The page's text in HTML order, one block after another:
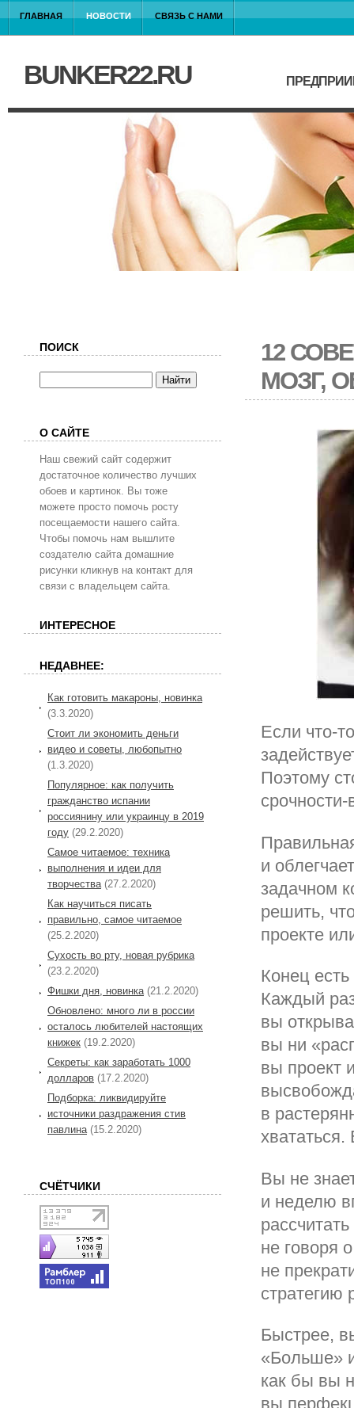
ГЛАВНАЯ НОВОСТИ СВЯЗЬ С НАМИ
BUNKER22.RU
12
МОЗГ,
Если что-
Поэтому
и
задачном
решить,
проекте
Конец
Каждый
вы
вы ни
вы проект
в
хвататься.
Вы не
и неделю
не говоря
не
стратегию
Быстрее,
«Больше»
как бы вы
вы
ПОИСК
О САЙТЕ
Наш свежий сайт содержит
достаточное количество лучших
обоев и картинок. Вы тоже
можете просто помочь росту
посещаемости нашего сайта.
Чтобы помочь нам вышлите
создателю сайта домашние
рисунки кликнув на контакт для
связи с владельцем сайта.
ИНТЕРЕСНОЕ
НЕДАВНЕЕ:
Как готовить макароны, новинка
(3.3.2020)
Стоит ли экономить деньги
видео и советы, любопытно
(1.3.2020)
Популярное: как получить
гражданство испании
россиянину или украинцу в 2019
году (29.2.2020)
Самое читаемое: техника
выполнения и идеи для
творчества (27.2.2020)
Как научиться писать
правильно, самое читаемое
(25.2.2020)
Сухость во рту, новая рубрика
(23.2.2020)
Фишки дня, новинка (21.2.2020)
Обновлено: много ли в россии
осталось любителей настоящих
книжек (19.2.2020)
Секреты: как заработать 1000
долларов (17.2.2020)
Подборка: ликвидируйте
источники раздражения стив
павлина (15.2.2020)
СЧЁТЧИКИ